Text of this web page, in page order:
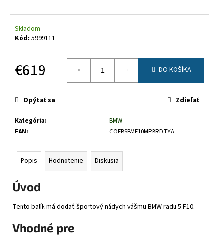
Skladom
Kód: 5999111
€619
cena:
DO KOŠÍKA
Kategória:
BMW
EAN: COFBSBMF10MPBRDTYA
Opýtať sa Zdieľať
Popis Hodnotenie Diskusia
Úvod
Tento balík má dodať športový nádych vášmu BMW radu 5 F10.
Vhodné pre
ú